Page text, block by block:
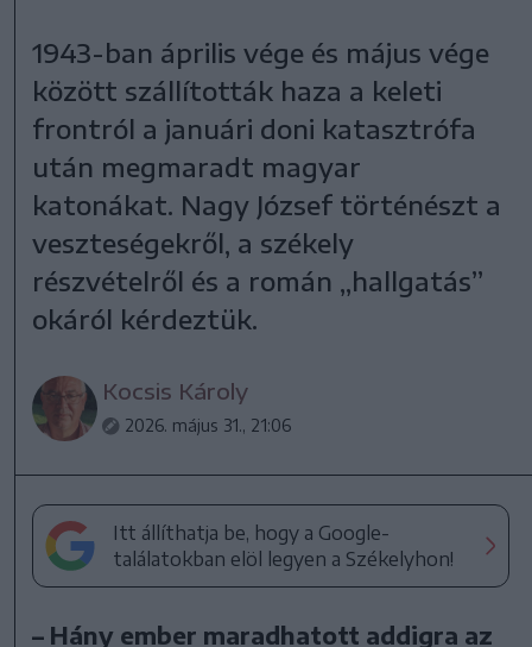
1943-ban április vége és május vége
között szállították haza a keleti
frontról a januári doni katasztrófa
után megmaradt magyar
katonákat. Nagy József történészt a
veszteségekről, a székely
részvételről és a román „hallgatás”
okáról kérdeztük.
Kocsis Károly
2026. május 31., 21:06
Itt állíthatja be, hogy a Google-
találatokban elöl legyen a Székelyhon!
– Hány ember maradhatott addigra az